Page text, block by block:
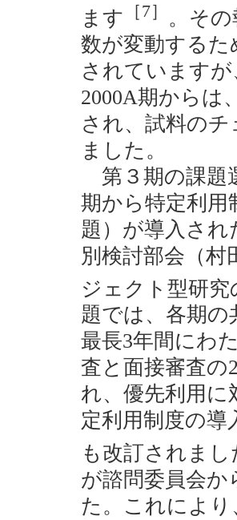
ます ［7］
。そ
数が変動する
されています
2000A期からは
され、試料の
ました。
第３期の課題
期から特定利用
題）が導入さ
別検討部会（
ジェクト型研
題では、各期
最長3年間にわ
査と面接審査の
れ、優先利用
定利用制度の
も改訂されまし
が諮問委員会か
た。これにより